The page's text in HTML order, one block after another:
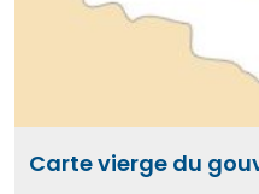
Carte vierge du